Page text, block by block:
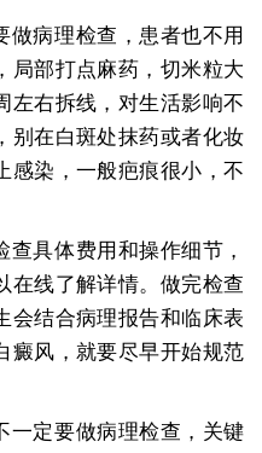
做病理检查，患者也不用
局部打点麻药，切米粒大
左右拆线，对生活影响不
别在白斑处抹药或者化妆
感染，一般疤痕很小，不
具体费用和操作细节，
在线了解详情。做完检查
会结合病理报告和临床表
癜风，就要尽早开始规范
一定要做病理检查，关键